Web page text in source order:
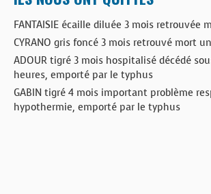
FANTAISIE écaille diluée 3 mois retrouvée
CYRANO gris foncé 3 mois retrouvé mort
ADOUR tigré 3 mois hospitalisé décédé
heures, emporté par le typhus
GABIN tigré 4 mois important problème
hypothermie, emporté par le typhus